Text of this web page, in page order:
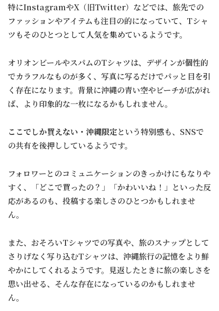
特にInstagramやX（旧Twitter）などでは、旅先での
ファッションやアイテムも注目の的になっていて、Tシャ
ツもそのひとつとして人気を集めているようです。
オリオンビールやスパムのTシャツは、デザインが個性的
でカラフルなものが多く、写真に写るだけでパッと目を引
く存在になります。背景に沖縄の青い空やビーチが広がれ
ば、より印象的な一枚になるかもしれません。
ここでしか買えない・沖縄限定という特別感も、SNSで
の共有を後押ししているようです。
フォロワーとのコミュニケーションのきっかけにもなりや
すく、「どこで買ったの？」「かわいいね！」といった反
応があるのも、投稿する楽しさのひとつかもしれませ
ん。
また、おそろいTシャツでの写真や、旅のスナップとして
さりげなく写り込むTシャツは、沖縄旅行の記憶をより鮮
やかにしてくれるようです。見返したときに旅の楽しさを
思い出せる、そんな存在になっているのかもしれませ
ん。